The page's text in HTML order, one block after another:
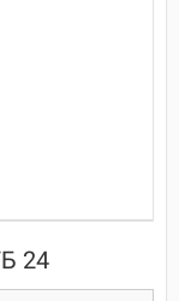
24